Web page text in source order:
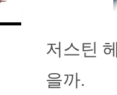
저스틴
을까.